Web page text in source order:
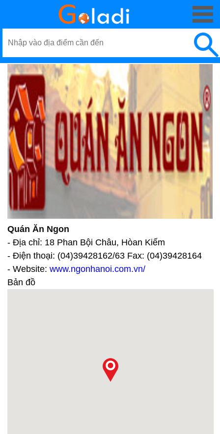
Quán Ăn Ngon
- Địa chỉ: 18 Phan Bội Châu, Hòan Kiếm
- Điện thoại: (04)39428162/63 Fax: (04)39428164
- Website: www.ngonhanoi.com.vn/
Bản đồ